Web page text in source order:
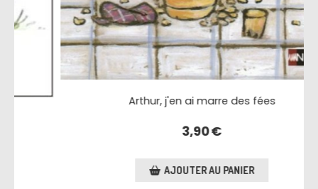
Cassandre
AJOUTER AU PANIER